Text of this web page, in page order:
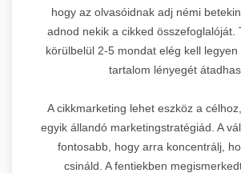
hogy az olvasóidnak adj némi
adnod nekik a cikked összefoglalóját.
körülbelül 2-5 mondat elég kell
tartalom lényegét
A cikkmarketing lehet eszköz a
egyik állandó marketingstratégiád. A
fontosabb, hogy arra koncentrálj,
csináld. A fentiekben